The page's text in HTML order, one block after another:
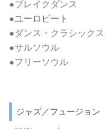
●ブレイクダンス
●ユーロビート
●ダンス・クラシックス
●サルソウル
●フリーソウル
ジャズ／フュージョン